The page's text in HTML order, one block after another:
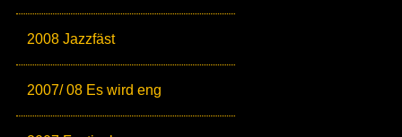
2008 Jazzfäst
2007/ 08 Es wird eng